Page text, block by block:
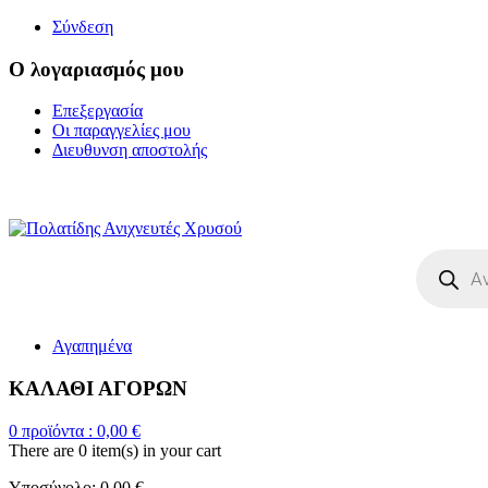
Σύνδεση
Ο λογαριασμός μου
Επεξεργασία
Οι παραγγελίες μου
Διευθυνση αποστολής
search
Αγαπημένα
ΚΑΛΑΘΙ ΑΓΟΡΩΝ
0 προϊόντα : 0,00 €
There are 0 item(s) in your cart